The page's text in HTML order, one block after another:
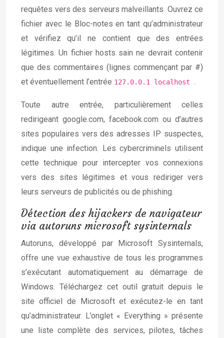
requêtes vers des serveurs malveillants. Ouvrez ce
fichier avec le Bloc-notes en tant qu’administrateur
et vérifiez qu’il ne contient que des entrées
légitimes. Un fichier hosts sain ne devrait contenir
que des commentaires (lignes commençant par #)
et éventuellement l’entrée 127.0.0.1 localhost .
Toute autre entrée, particulièrement celles
redirigeant google.com, facebook.com ou d’autres
sites populaires vers des adresses IP suspectes,
indique une infection. Les cybercriminels utilisent
cette technique pour intercepter vos connexions
vers des sites légitimes et vous rediriger vers
leurs serveurs de publicités ou de phishing.
Détection des hijackers de navigateur
via autoruns microsoft sysinternals
Autoruns, développé par Microsoft Sysinternals,
offre une vue exhaustive de tous les programmes
s’exécutant automatiquement au démarrage de
Windows. Téléchargez cet outil gratuit depuis le
site officiel de Microsoft et exécutez-le en tant
qu’administrateur. L’onglet « Everything » présente
une liste complète des services, pilotes, tâches